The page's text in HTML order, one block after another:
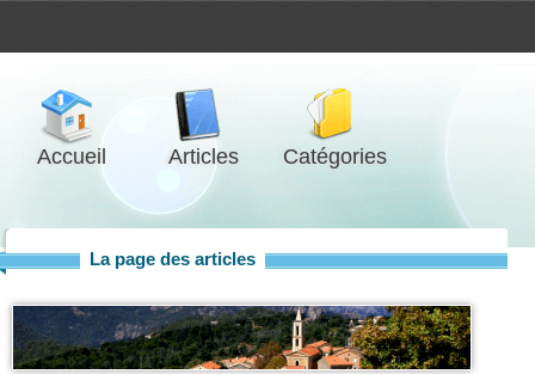
Accueil Articles Catégories
La page des articles